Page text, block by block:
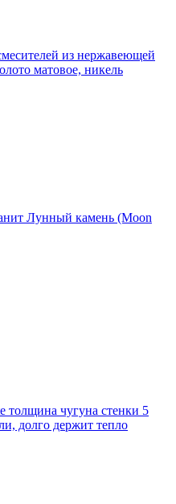
из нержавеющей
матовое, никель
Лунный камень (Moon
чугуна стенки 5
долго держит тепло